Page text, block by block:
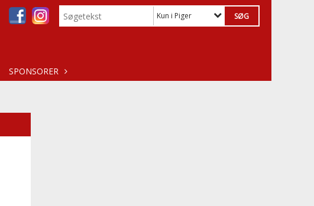
Kun i Piger
SPONSORER